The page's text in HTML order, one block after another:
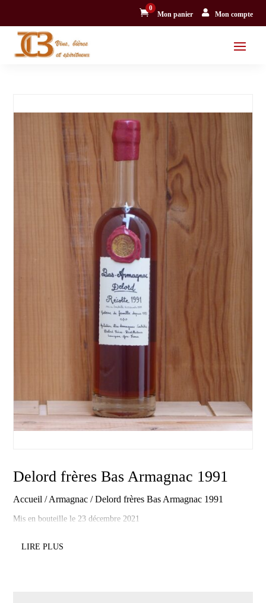

0
Mon panier  Mon compte
Delord frères Bas Armagnac 1991
Accueil /Armagnac / Delord frères Bas Armagnac 1991
Mis en bouteille le 23 décembre 2021
LIRE PLUS